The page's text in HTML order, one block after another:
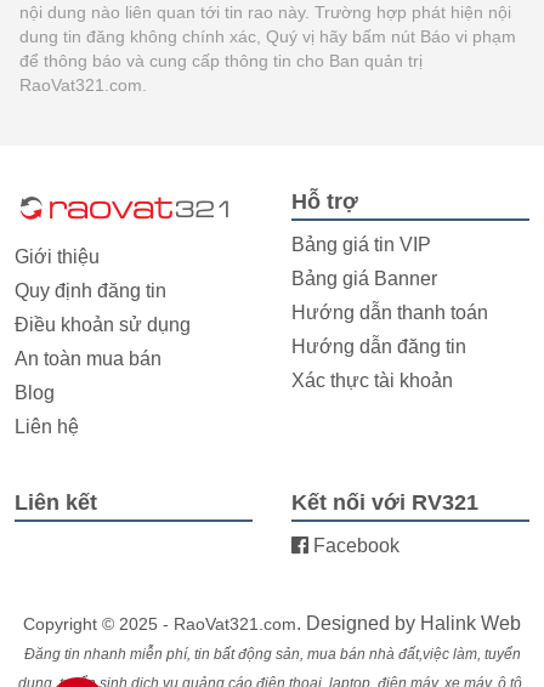
nội dung nào liên quan tới tin rao này. Trường hợp phát hiện nội
dung tin đăng không chính xác, Quý vị hãy bấm nút Báo vi phạm
để thông báo và cung cấp thông tin cho Ban quản trị
RaoVat321.com.
Giới thiệu
Quy định đăng tin
Điều khoản sử dụng
An toàn mua bán
Blog
Liên hệ
Hỗ trợ
Bảng giá tin VIP
Bảng giá Banner
Hướng dẫn thanh toán
Hướng dẫn đăng tin
Xác thực tài khoản
Liên kết Kết nối với RV321
Facebook
Copyright © 2025 - RaoVat321.com. Designed by Halink Web
Đăng tin nhanh miễn phí, tin bất động sản, mua bán nhà đất,việc làm, tuyển
dụng, tuyển sinh,dịch vụ,quảng cáo,điện thoại, laptop, điện máy, xe máy, ô tô,